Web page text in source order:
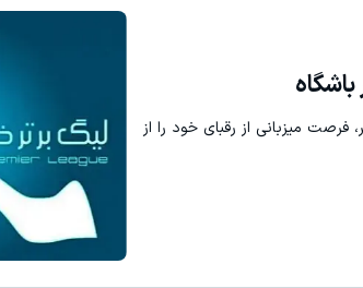
میزبانی از رقبای خود را از